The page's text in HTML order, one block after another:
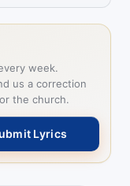
week.
us a correction
the church.
Lyrics